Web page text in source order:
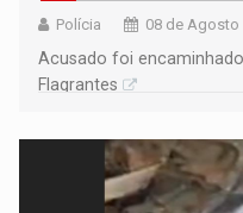
Polícia 08 de Agosto
Acusado foi
Flagrantes